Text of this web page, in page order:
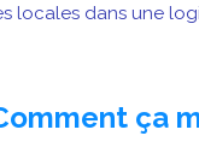
locales dans une
ça